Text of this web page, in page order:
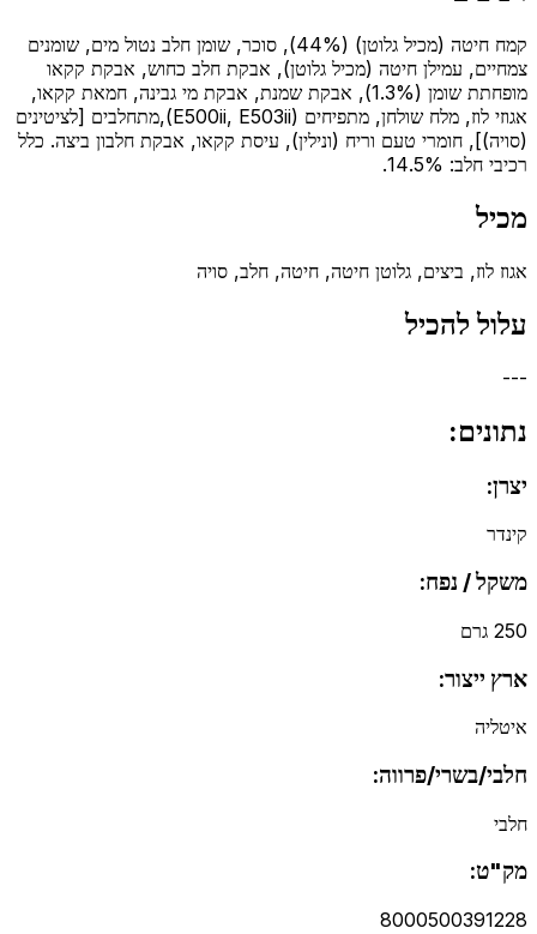
קמח חיטה (מכיל גלוטן) (44%), סוכר, שומן חלב נטול מים, שומנים
צמחיים, עמילן חיטה (מכיל גלוטן), אבקת חלב כחוש, אבקת קקאו
מופחתת שומן (1.3%), אבקת שמנת, אבקת מי גבינה, חמאת קקאו,
אגוזי לוז, מלח שולחן, מתפיחים (E500ii, E503ii),מתחלבים [לציטינים
(סויה)], חומרי טעם וריח (ונילין), עיסת קקאו, אבקת חלבון ביצה. כלל
רכיבי חלב: 14.5%.
מכיל
אגוז לוז, ביצים, גלוטן חיטה, חיטה, חלב, סויה
עלול להכיל
---
נתונים:
יצרן:
קינדר
משקל / נפח:
250 גרם
ארץ ייצור:
איטליה
חלבי/בשרי/פרווה:
חלבי
מק"ט:
8000500391228